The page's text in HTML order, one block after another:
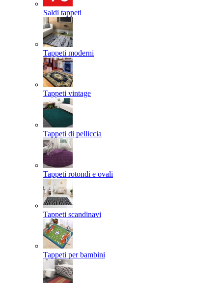
Saldi tappeti
Tappeti moderni
Tappeti vintage
Tappeti di pelliccia
Tappeti rotondi e ovali
Tappeti scandinavi
Tappeti per bambini